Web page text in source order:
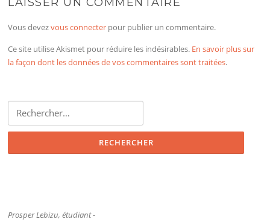
Vous devezvous connecter pour publier un commentaire.
Ce site utilise Akismet pour réduire les indésirables. En savoir plus sur
la façon dont les données de vos commentaires sont traitées.
Rechercher :
Prosper Lebizu, étudiant -